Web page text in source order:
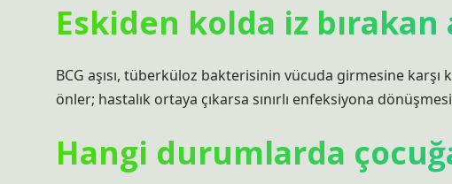
Eskiden kolda iz bırakan
BCG aşısı, tüberküloz bakterisinin vücuda girmesine
önler; hastalık ortaya çıkarsa sınırlı enfeksiyona
Hangi durumlarda